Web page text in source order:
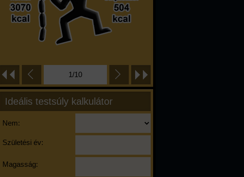
1/10
Ideális testsúly kalkulátor
Nem:
Születési év:
Magasság: